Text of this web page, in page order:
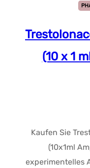
(10 x 1
Kaufen Sie
(10x1ml
experimentelles